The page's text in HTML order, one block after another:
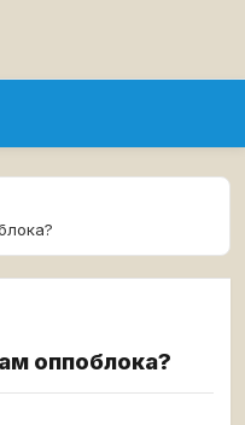
оппоблока?